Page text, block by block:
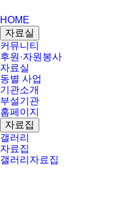
HOME
자료실
커뮤니티
후원·자원봉사
자료실
동별 사업
기관소개
부설기관
홈페이지
자료집
갤러리
자료집
갤러리 자료집